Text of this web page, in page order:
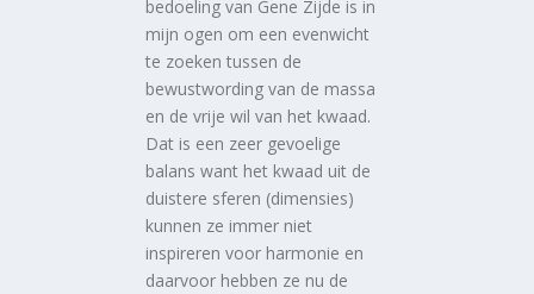
bedoeling van Gene Zijde is in
mijn ogen om een evenwicht
te zoeken tussen de
bewustwording van de massa
en de vrije wil van het kwaad.
Dat is een zeer gevoelige
balans want het kwaad uit de
duistere sferen (dimensies)
kunnen ze immer niet
inspireren voor harmonie en
daarvoor hebben ze nu de